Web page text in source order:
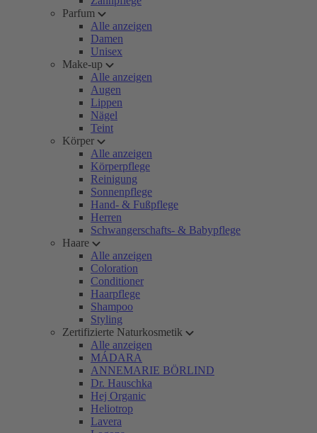
Parfum
Alle anzeigen
Damen
Unisex
Make-up
Alle anzeigen
Augen
Lippen
Nägel
Teint
Körper
Alle anzeigen
Körperpflege
Reinigung
Sonnenpflege
Hand- & Fußpflege
Herren
Schwangerschafts- & Babypflege
Haare
Alle anzeigen
Coloration
Conditioner
Haarpflege
Shampoo
Styling
Zertifizierte Naturkosmetik
Alle anzeigen
MÁDARA
ANNEMARIE BÖRLIND
Dr. Hauschka
Hej Organic
Heliotrop
Lavera